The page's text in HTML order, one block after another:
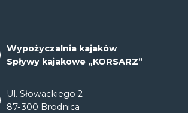
Wypożyczalnia kajaków
Spływy kajakowe „KORSARZ”
Ul. Słowackiego 2
87-300 Brodnica